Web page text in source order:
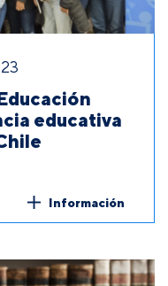
educativa
Información